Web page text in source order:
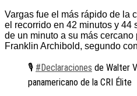
Vargas fue el más rápido de la
el recorrido en 42 minutos y 44
de un minuto a su más
Franklin Archibold, segundo
🎙 #Declaraciones de Walter
panamericano de la CRI Élite